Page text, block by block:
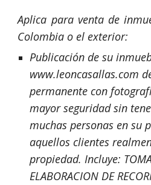
Aplica para venta de
Colombia o el exterior:
Publicación de su
www.leoncasallas.com
permanente con
mayor seguridad sin
muchas personas en su
aquellos clientes
propiedad. Incluye: TOMA
ELABORACION DE